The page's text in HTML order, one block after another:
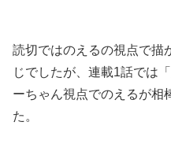
読切ではのえるの視点で描
じでしたが、連載1話では
ーちゃん視点でのえるが相
た。